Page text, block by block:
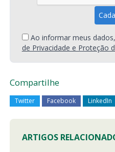
Ao informar meus
de Privacidade e Proteção
Compartilhe
Twitter Facebook LinkedIn
ARTIGOS